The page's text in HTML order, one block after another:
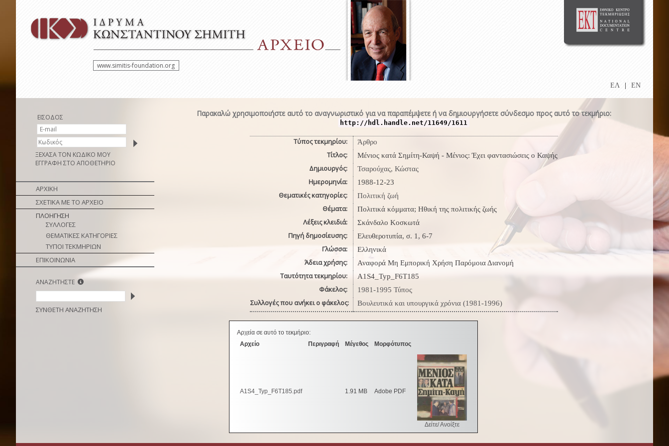
www.simitis-foundation.org
ΕΛ EN
ΕΙΣΟΔΟΣ
ΞΕΧΑΣΑ ΤΟΝ ΚΩΔΙΚΟ ΜΟΥ
ΕΓΓΡΑΦΗ ΣΤΟ ΑΠΟΘΕΤΗΡΙΟ
ΑΡΧΙΚΗ
ΣΧΕΤΙΚΑ ΜΕ ΤΟ ΑΡΧΕΙΟ
ΠΛΟΗΓΗΣΗ
ΣΥΛΛΟΓΕΣ
ΘΕΜΑΤΙΚΕΣ ΚΑΤΗΓΟΡΙΕΣ
ΤΥΠΟΙ ΤΕΚΜΗΡΙΩΝ
ΕΠΙΚΟΙΝΩΝΙΑ
ΑΝΑΖΗΤΗΣΤΕ
ΣΥΝΘΕΤΗ ΑΝΑΖΗΤΗΣΗ
Παρακαλώ χρησιμοποιήστε αυτό το αναγνωριστικό για να παραπέμψετε ή να δημιουργήσετε σύνδεσμο προς αυτό το τεκμήριο:
http://hdl.handle.net/11649/1611
Τύπος τεκμηρίου: Άρθρο
Τίτλος: Μένιος κατά Σημίτη-Καψή - Μένιος: Έχει φαντασιώσεις ο Καψής
Δημιουργός: Τσαρούχας, Κώστας
Ημερομηνία: 1988-12-23
Θεματικές κατηγορίες: Πολιτική ζωή
Θέματα: Πολιτικά κόμματα; Ηθική της πολιτικής ζωής
Λέξεις κλειδιά: Σκάνδαλο Κοσκωτά
Πηγή δημοσίευσης: Ελευθεροτυπία, σ. 1, 6-7
Γλώσσα: Ελληνικά
Άδεια χρήσης: Αναφορά Μη Εμπορική Χρήση Παρόμοια Διανομή
Ταυτότητα τεκμηρίου: A1S4_Typ_F6T185
Φάκελος: 1981-1995 Τύπος
Συλλογές που ανήκει ο φάκελος: Βουλευτικά και υπουργικά χρόνια (1981-1996)
Αρχεία σε αυτό το τεκμήριο:
Αρχείο
Περιγραφή Μέγεθος Μορφότυπος
A1S4_Typ_F6T185.pdf 1.91 MB Adobe PDF
Δείτε/ Ανοίξτε